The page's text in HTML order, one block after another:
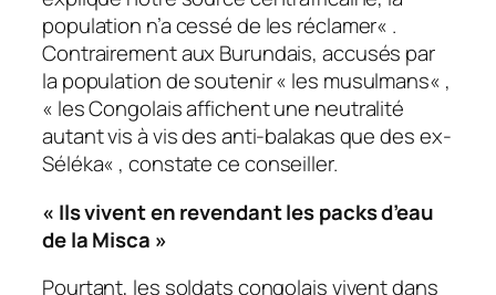
population n’a cessé de les réclamer« .
Contrairement aux Burundais, accusés par
la population de soutenir « les musulmans« ,
« les Congolais affichent une neutralité
autant vis à vis des anti-balakas que des ex-
Séléka« , constate ce conseiller.
« Ils vivent en revendant les packs d’eau
de la Misca »
Pourtant, les soldats congolais vivent dans